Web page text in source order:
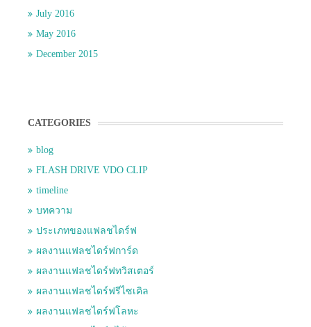
July 2016
May 2016
December 2015
CATEGORIES
blog
FLASH DRIVE VDO CLIP
timeline
บทความ
ประเภทของแฟลชไดร์ฟ
ผลงานแฟลชไดร์ฟการ์ด
ผลงานแฟลชไดร์ฟทวิสเตอร์
ผลงานแฟลชไดร์ฟรีไซเคิล
ผลงานแฟลชไดร์ฟโลหะ